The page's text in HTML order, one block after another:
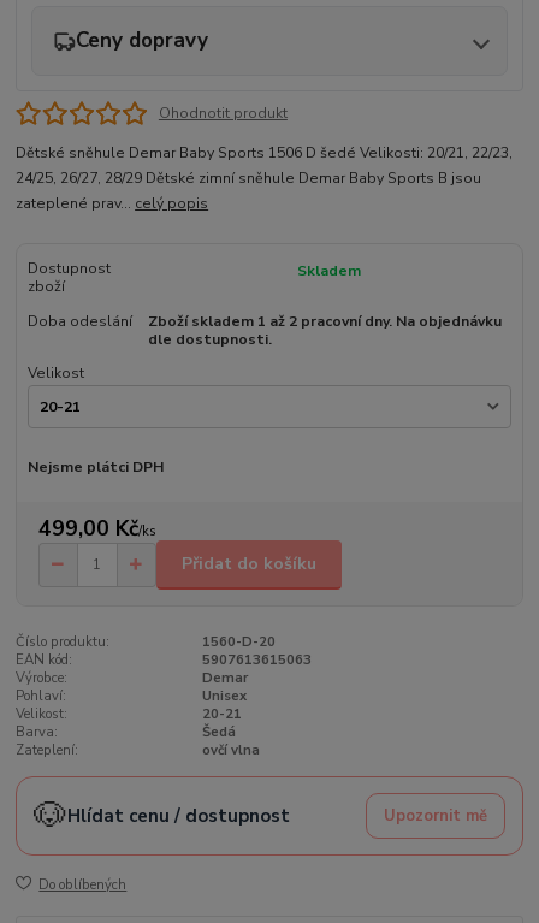
Ceny dopravy
Ohodnotit produkt
Dětské sněhule Demar Baby Sports 1506 D šedé Velikosti: 20/21, 22/23,
24/25, 26/27, 28/29 Dětské zimní sněhule Demar Baby Sports B jsou
zateplené prav... celý popis
Dostupnost
zboží
Skladem
Doba odeslání
Zboží skladem 1 až 2 pracovní dny. Na objednávku
dle dostupnosti.
Velikost
Nejsme plátci DPH
499,00 Kč/ks
Přidat do košíku
Číslo produktu:
1560-D-20
EAN kód:
5907613615063
Výrobce:
Demar
Pohlaví:
Unisex
Velikost:
20-21
Barva:
Šedá
Zateplení:
ovčí vlna
🐶Hlídat cenu / dostupnost Upozornit mě
Do oblíbených